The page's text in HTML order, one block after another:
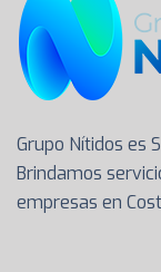
Grupo Nítidos es
Brindamos
empresas en